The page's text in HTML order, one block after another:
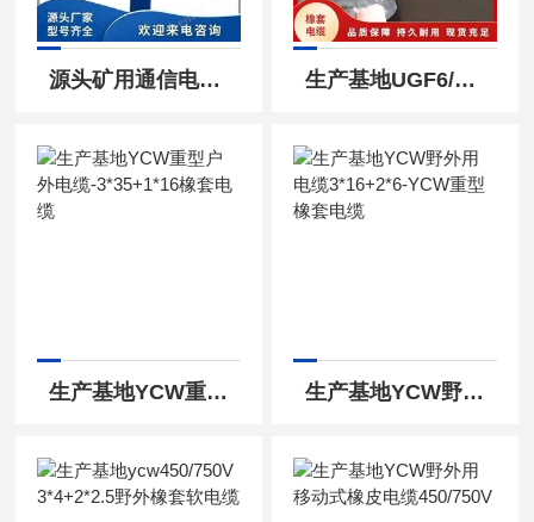
源头矿用通信电缆MHYVP矿用屏蔽电缆MHYVRP 生产基地UGF6/10kv电缆UGF6/10kv露天高压橡套电缆
生产基地YCW重型户外电缆-3*35+1*16橡套电缆 生产基地YCW野外用电缆3*16+2*6-YCW重型橡套电缆